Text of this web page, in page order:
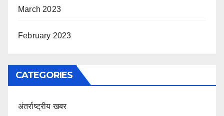
March 2023
February 2023
CATEGORIES
अंतर्राष्ट्रीय खबर